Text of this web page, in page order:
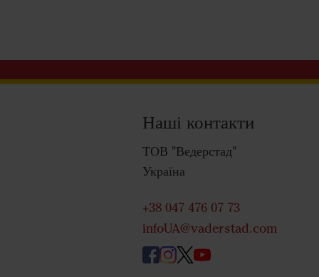
Наші контакти
ТОВ "Ведерстад"
Україна
+38 047 476 07 73
infoUA@vaderstad.com